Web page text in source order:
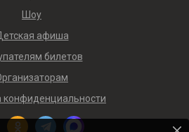
Шоу
афиша
билетов
конфиденциальности